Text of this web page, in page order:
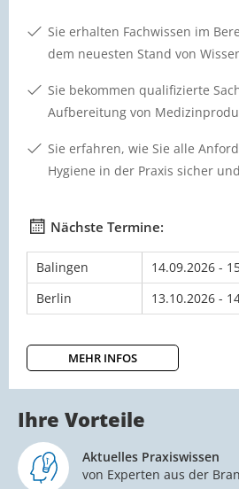
Sie erhalten Fachwissen im
dem neuesten Stand von
Sie bekommen qualifizierte
Aufbereitung von
Sie erfahren, wie Sie alle
Hygiene in der Praxis sicher
Nächste Termine:
Balingen
14.09.2026 -
Berlin
13.10.2026 -
MEHR INFOS
Ihre Vorteile
Aktuelles Praxiswissen
von Experten aus der